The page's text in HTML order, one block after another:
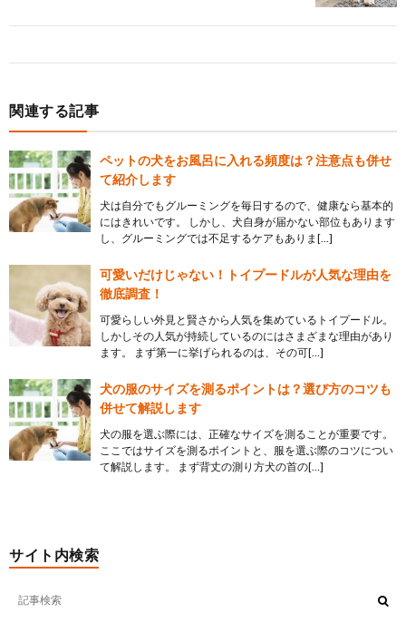
関連する記事
ペットの犬をお風呂に入れる頻度は？注意点も併せ
て紹介します
犬は自分でもグルーミングを毎日するので、健康なら基本的
にはきれいです。 しかし、犬自身が届かない部位もあります
し、グルーミングでは不足するケアもありま[…]
可愛いだけじゃない！トイプードルが人気な理由を
徹底調査！
可愛らしい外見と賢さから人気を集めているトイプードル。
しかしその人気が持続しているのにはさまざまな理由があり
ます。 まず第一に挙げられるのは、その可[…]
犬の服のサイズを測るポイントは？選び方のコツも
併せて解説します
犬の服を選ぶ際には、正確なサイズを測ることが重要です。
ここではサイズを測るポイントと、服を選ぶ際のコツについ
て解説します。 まず背丈の測り方犬の首の[…]
サイト内検索